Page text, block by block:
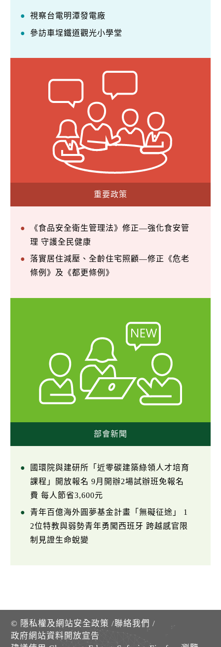
視察台電明潭發電廠
參訪車埕鐵道觀光小學堂
重要政策
《食品安全衛生管理法》修正—強化食安管
理 守護全民健康
落實居住減壓、全齡住宅照顧—修正《危老
條例》及《都更條例》
部會新聞
國環院與建研所「近零碳建築綠領人才培育
課程」開放報名 9月開辦2場試辦班免報名
費 每人節省3,600元
青年百億海外圓夢基金計畫「無礙征途」 1
2位特教與弱勢青年勇闖西班牙 跨越感官限
制見證生命蛻變
© 隱私權及網站安全政策 /聯絡我們 /
政府網站資料開放宣告